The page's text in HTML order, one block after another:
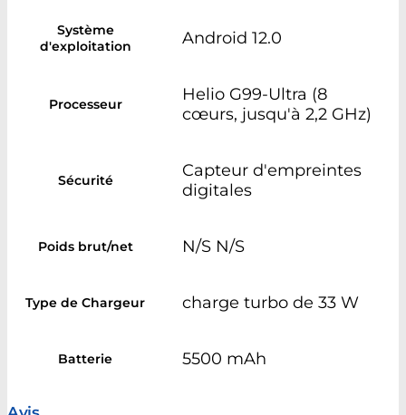
Système
d'exploitation
Android 12.0
Processeur
Helio G99-Ultra (8
cœurs, jusqu'à 2,2 GHz)
Sécurité
Capteur d'empreintes
digitales
Poids brut/net N/S N/S
Type de Chargeur charge turbo de 33 W
Batterie 5500 mAh